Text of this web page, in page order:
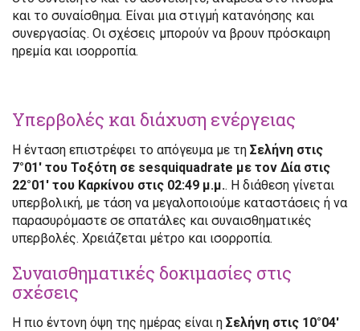
και το συναίσθημα. Είναι μια στιγμή κατανόησης και
συνεργασίας. Οι σχέσεις μπορούν να βρουν πρόσκαιρη
ηρεμία και ισορροπία.
Υπερβολές και διάχυση ενέργειας
Η ένταση επιστρέφει το απόγευμα με τη Σελήνη στις
7°01′ του Τοξότη σε sesquiquadrate με τον Δία στις
22°01′ του Καρκίνου στις 02:49 μ.μ.. Η διάθεση γίνεται
υπερβολική, με τάση να μεγαλοποιούμε καταστάσεις ή να
παρασυρόμαστε σε σπατάλες και συναισθηματικές
υπερβολές. Χρειάζεται μέτρο και ισορροπία.
Συναισθηματικές δοκιμασίες στις
σχέσεις
Η πιο έντονη όψη της ημέρας είναι η Σελήνη στις 10°04′